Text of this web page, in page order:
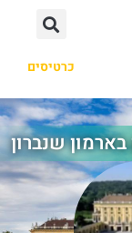
כרטיסים
שנברון